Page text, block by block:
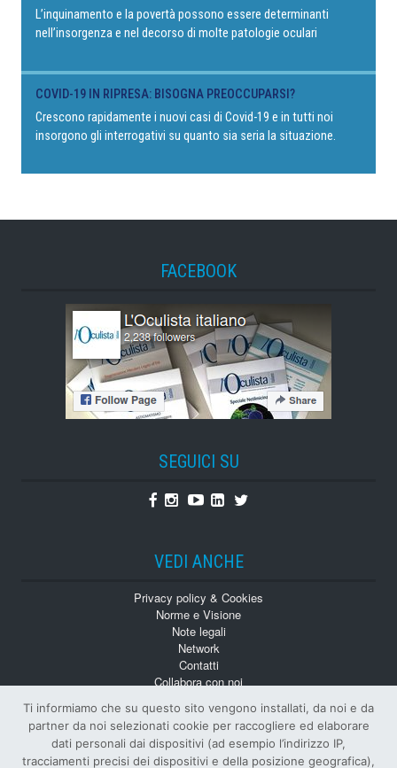
L’inquinamento e la povertà possono essere determinanti
nell’insorgenza e nel decorso di molte patologie oculari
COVID-19 IN RIPRESA: BISOGNA PREOCCUPARSI?
Crescono rapidamente i nuovi casi di Covid-19 e in tutti noi
insorgono gli interrogativi su quanto sia seria la situazione.
FACEBOOK
SEGUICI SU
Facebook
Instagram
YoutubeLinkedin
Twitter
VEDI ANCHE
Privacy policy & Cookies
Norme e Visione
Note legali
Network
Contatti
Collabora con noi
Numeri Arretrati
Ti informiamo che su questo sito vengono installati, da noi e da
partner da noi selezionati cookie per raccogliere ed elaborare
dati personali dai dispositivi (ad esempio l’indirizzo IP,
tracciamenti precisi dei dispositivi e della posizione geografica),